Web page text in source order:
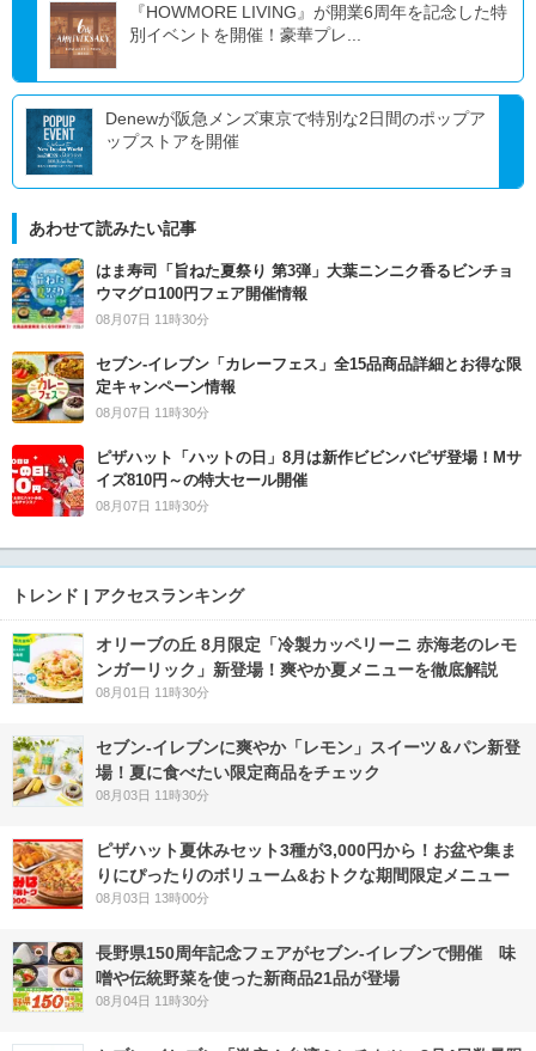
『HOWMORE LIVING』が開業6周年を記念した特
別イベントを開催！豪華プレ...
Denewが阪急メンズ東京で特別な2日間のポップア
ップストアを開催
あわせて読みたい記事
はま寿司「旨ねた夏祭り 第3弾」大葉ニンニク香るビンチョ
ウマグロ100円フェア開催情報
08月07日 11時30分
セブン‐イレブン「カレーフェス」全15品商品詳細とお得な限
定キャンペーン情報
08月07日 11時30分
ピザハット「ハットの日」8月は新作ビビンバピザ登場！Mサ
イズ810円～の特大セール開催
08月07日 11時30分
トレンド | アクセスランキング
オリーブの丘 8月限定「冷製カッペリーニ 赤海老のレモ
ンガーリック」新登場！爽やか夏メニューを徹底解説
08月01日 11時30分
セブン‐イレブンに爽やか「レモン」スイーツ＆パン新登
場！夏に食べたい限定商品をチェック
08月03日 11時30分
ピザハット夏休みセット3種が3,000円から！お盆や集ま
りにぴったりのボリューム&おトクな期間限定メニュー
08月03日 13時00分
長野県150周年記念フェアがセブン-イレブンで開催 味
噌や伝統野菜を使った新商品21品が登場
08月04日 11時30分